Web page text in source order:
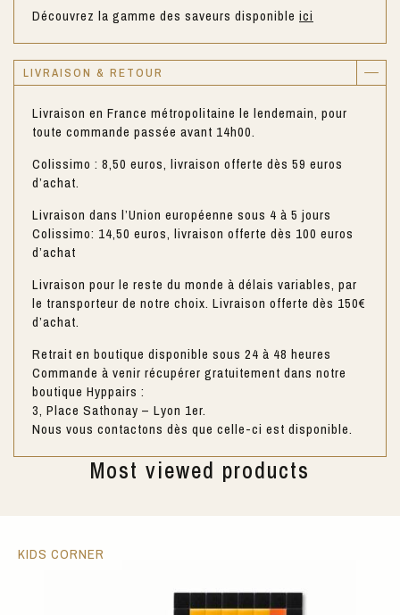
Découvrez la gamme des saveurs disponible ici
LIVRAISON & RETOUR
Livraison en France métropolitaine le lendemain, pour
toute commande passée avant 14h00.
Colissimo : 8,50 euros, livraison offerte dès 59 euros
d’achat.
Livraison dans l’Union européenne sous 4 à 5 jours
Colissimo: 14,50 euros, livraison offerte dès 100 euros
d’achat
Livraison pour le reste du monde à délais variables, par
le transporteur de notre choix. Livraison offerte dès 150€
d’achat.
Retrait en boutique disponible sous 24 à 48 heures
Commande à venir récupérer gratuitement dans notre
boutique Hyppairs :
3, Place Sathonay – Lyon 1er.
Nous vous contactons dès que celle-ci est disponible.
Most viewed products
KIDS CORNER